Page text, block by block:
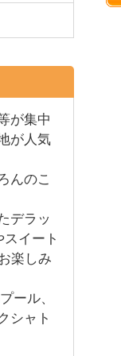
が集中
が人気
んのこ
デラッ
イート
楽しみ
ール、
シャト